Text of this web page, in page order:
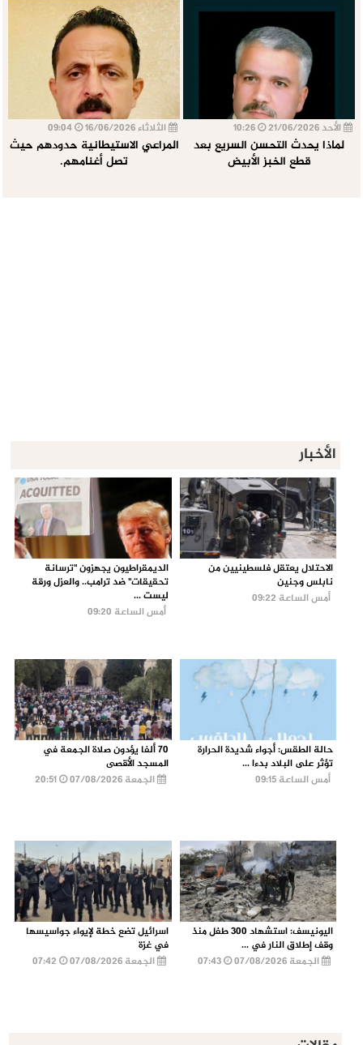
الأحد 21/06/2026
لماذا يحدث التحسن السريع بعد
قطع الخبز الأبيض
الثلاثاء 16/06/2026
المراعي الاستيطانية حدودهم حيث
تصل أغنامهم.
الأخبار
الاحتلال يعتقل فلسطينيين من
نابلس وجنين
أمس الساعة 09:22
الديمقراطيون يجهزون "ترسانة
تحقيقات" ضد ترامب.. والعزل ورقة
ليست ...
أمس الساعة 09:20
حالة الطقس: أجواء شديدة الحرارة
تؤثر على البلاد بدءا ...
أمس الساعة 09:15
70 ألفا يؤدون صلاة الجمعة في
المسجد الأقصى
الجمعة 07/08/2026
20:51
اليونيسف: استشهاد 300 طفل منذ
وقف إطلاق النار في ...
الجمعة 07/08/2026
اسرائيل تضع خطة لإيواء جواسيسها
في غزة
الجمعة 07/08/2026